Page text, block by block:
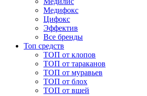
Медифокс
Цифокс
Эффектив
Все бренды
Топ средств
ТОП от клопов
ТОП от тараканов
ТОП от муравьев
ТОП от блох
ТОП от вшей